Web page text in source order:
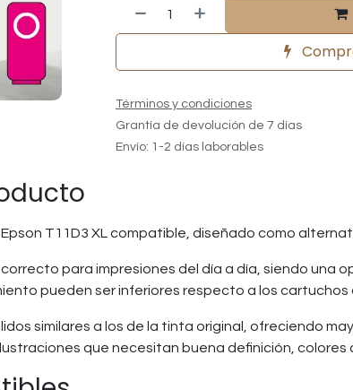
Términos y condiciones
Grantía de devolución de 7 días
Envío: 1-2 días laborables
T11D3 XL compatible, diseñado como
para impresiones del día a día, siendo una
pueden ser inferiores respecto a los
similares a los de la tinta original, ofreciendo
que necesitan buena definición, colores